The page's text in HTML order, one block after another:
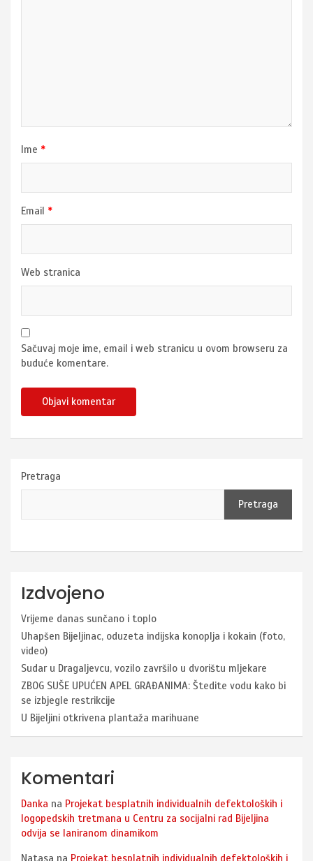
Ime *
Email *
Web stranica
Sačuvaj moje ime, email i web stranicu u ovom browseru za
buduće komentare.
Pretraga
Pretraga
Izdvojeno
Vrijeme danas sunčano i toplo
Uhapšen Bijeljinac, oduzeta indijska konoplja i kokain (foto,
video)
Sudar u Dragaljevcu, vozilo završilo u dvorištu mljekare
ZBOG SUŠE UPUĆEN APEL GRAĐANIMA: Štedite vodu kako bi
se izbjegle restrikcije
U Bijeljini otkrivena plantaža marihuane
Komentari
Danka na Projekat besplatnih individualnih defektoloških i
logopedskih tretmana u Centru za socijalni rad Bijeljina
odvija se laniranom dinamikom